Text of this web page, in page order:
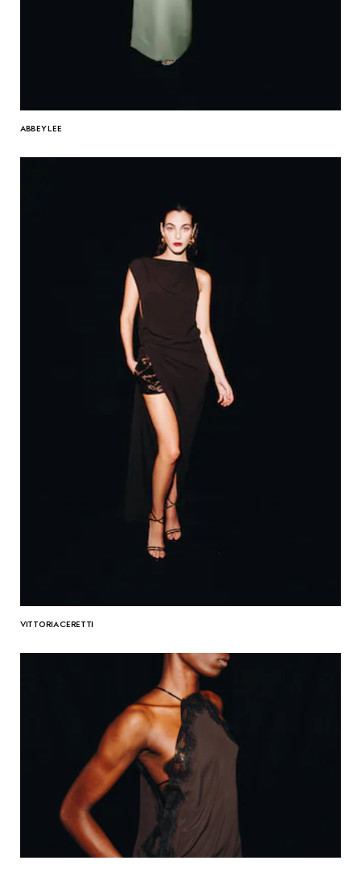
ABBEY LEE
VITTORIA CERETTI